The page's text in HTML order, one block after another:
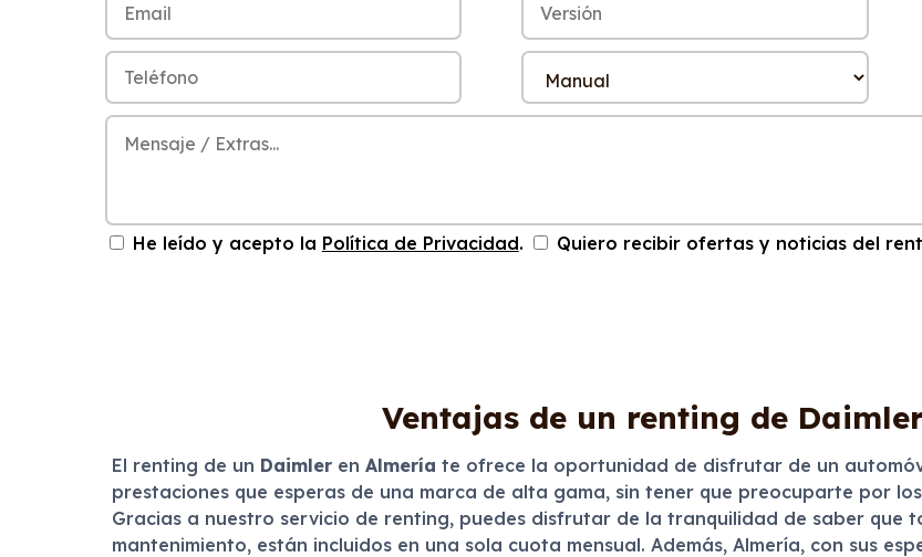
He leído y acepto la Política de Privacidad. Quiero recibir ofertas y noticias del
Ventajas de un renting de
El renting de un Daimleren Almería te ofrece la oportunidad de disfrutar de un
prestaciones que esperas de una marca de alta gama, sin tener que preocuparte por
Gracias a nuestro servicio de renting, puedes disfrutar de la tranquilidad de saber que
mantenimiento, están incluidos en una sola cuota mensual. Además, Almería, con sus